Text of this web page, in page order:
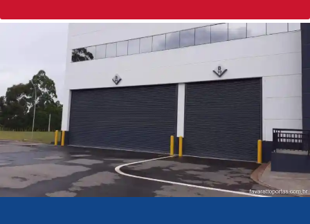
Início
Produtos
Porta de Enrolar Automática
Automatizadores
Acessórios Para Portas de
Enrolar
Pintura eletrostática
Portfólio
Contato